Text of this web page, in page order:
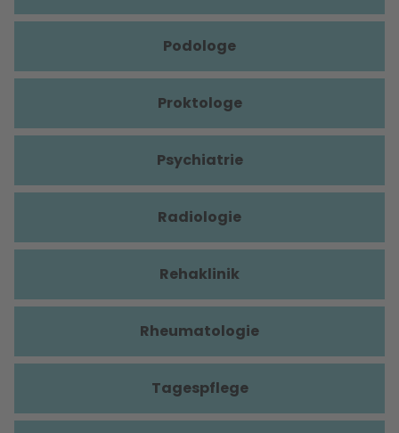
Podologe
Proktologe
Psychiatrie
Radiologie
Rehaklinik
Rheumatologie
Tagespflege